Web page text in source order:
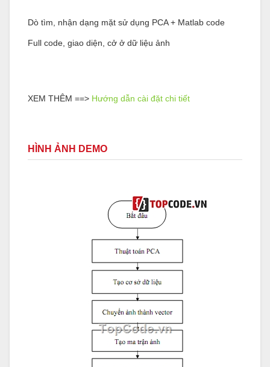
Dò tìm, nhận dạng mặt sử dụng PCA + Matlab code
Full code, giao diện, cở ở dữ liệu ảnh
XEM THÊM ==> Hướng dẫn cài đặt chi tiết
HÌNH ẢNH DEMO